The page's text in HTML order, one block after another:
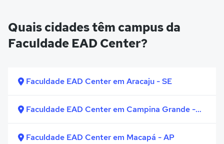
Quais cidades têm campus da
Faculdade EAD Center?
Faculdade EAD Center em Aracaju - SE
Faculdade EAD Center em Campina Grande -
Faculdade EAD Center em Macapá - AP